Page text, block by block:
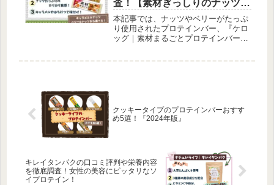
査！【素材ぎっしりのナッツバ
ー】
本記事では、ナッツやベリーがたっぷ
り使用されたプロテインバー、『ケロ
ッグ｜素材まるごとプロテインバー』
クッキータイプのプロテインバーおすす
め5選！『2024年版』
キレイタンパクの口コミ評判や栄養内容
を徹底調査！女性の美容にピッタリなソ
イプロテイン！